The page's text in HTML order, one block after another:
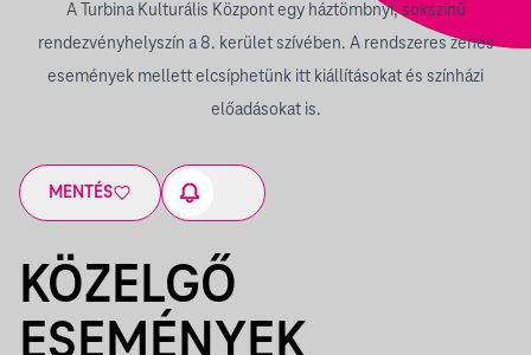
A Turbina Kulturális Központ egy háztömbnyi, sokszínű
rendezvényhelyszín a 8. kerület szívében. A rendszeres zenés
események mellett elcsíphetünk itt kiállításokat és színházi
előadásokat is.
MENTÉS
KÖZELGŐ